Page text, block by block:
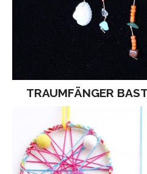
TRAUMFÄNGER